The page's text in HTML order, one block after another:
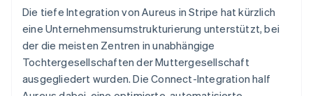
Die tiefe Integration von Aureus in Stripe hat kürzlich
eine Unternehmensumstrukturierung unterstützt, bei
der die meisten Zentren in unabhängige
Tochtergesellschaften der Muttergesellschaft
ausgegliedert wurden. Die Connect-Integration half